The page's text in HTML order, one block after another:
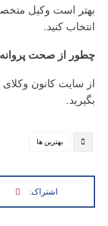
بهتر است وکیل
انتخاب کنید.
چطور از صحت
از سایت کانون
بگیرید.
بهترین ها